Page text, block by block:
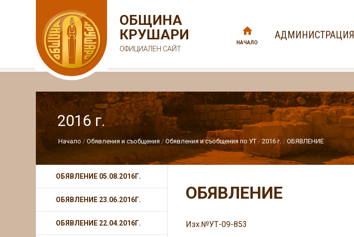
ОБЩИНА
КРУШАРИ
ОФИЦИАЛЕН САЙТ
НАЧАЛО
АДМИНИСТРАЦИЯ
2016 г.
Начало Обявления и съобщения Обявления и съобщения по УТ 2016 г. ОБЯВЛЕНИЕ
ОБЯВЛЕНИЕ
Изх.№УТ-09-853
ОБЯВЛЕНИЕ 05.08.2016Г.
ОБЯВЛЕНИЕ 23.06.2016Г.
ОБЯВЛЕНИЕ 22.04.2016Г.